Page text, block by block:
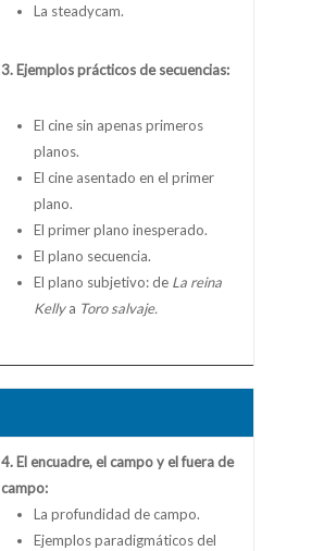
La steadycam.
3. Ejemplos prácticos de secuencias:
El cine sin apenas primeros
planos.
El cine asentado en el primer
plano.
El primer plano inesperado.
El plano secuencia.
El plano subjetivo: de La reina
Kellya Toro salvaje.
4. El encuadre, el campo y el fuera de
campo:
La profundidad de campo.
Ejemplos paradigmáticos del